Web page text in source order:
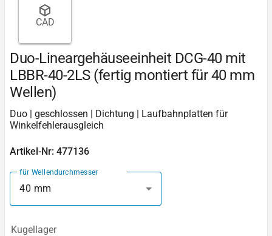
CAD
Duo-Lineargehäuseeinheit DCG-40 mit
LBBR-40-2LS (fertig montiert für 40 mm
Wellen)
Duo | geschlossen | Dichtung | Laufbahnplatten für
Winkelfehlerausgleich
Artikel-Nr: 477136
für Wellendurchmesser
40 mm
Kugellager